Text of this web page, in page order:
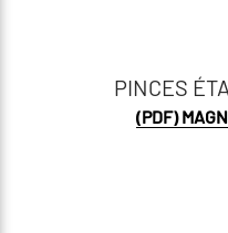
PINCES
(PDF)